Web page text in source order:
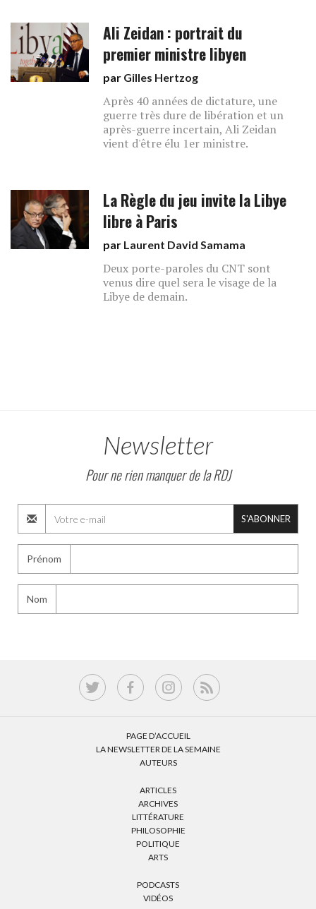
Ali Zeidan : portrait du
premier ministre libyen
par Gilles Hertzog
Après 40 années de dictature, une
guerre très dure de libération et un
après-guerre incertain, Ali Zeidan
vient d'être élu 1er ministre.
La Règle du jeu invite la Libye
libre à Paris
par Laurent David Samama
Deux porte-paroles du CNT sont
venus dire quel sera le visage de la
Libye de demain.
Newsletter
Pour ne rien manquer de la RDJ
S'ABONNER
Prénom
Nom
PAGE D’ACCUEIL
LA NEWSLETTER DE LA SEMAINE
AUTEURS
ARTICLES
ARCHIVES
LITTÉRATURE
PHILOSOPHIE
POLITIQUE
ARTS
PODCASTS
VIDÉOS